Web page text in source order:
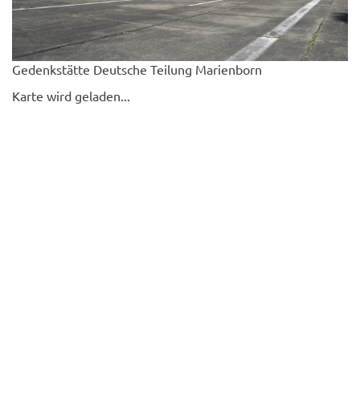
Gedenkstätte Deutsche Teilung Marienborn
Karte wird geladen...